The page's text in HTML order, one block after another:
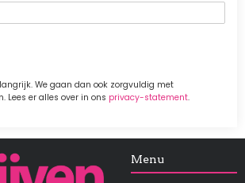
We gaan dan ook zorgvuldig met
Lees er alles over in ons privacy-statement.
Menu